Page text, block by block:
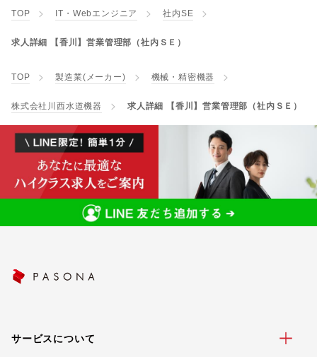
TOP IT・Webエンジニア 社内SE
求人詳細 【香川】営業管理部（社内ＳＥ）
TOP 製造業(メーカー) 機械・精密機器
株式会社川西水道機器 求人詳細 【香川】営業管理部（社内ＳＥ）
サービスについて